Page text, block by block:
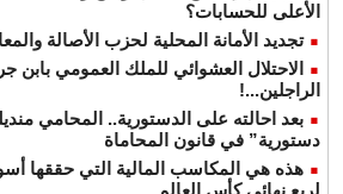
الأعلى للحسابات؟
تجديد الأمانة المحلية لحزب الأصالة
الاحتلال العشوائي للملك العمومي بابن
الراجلين...!
دستورية” في قانون المحاماة
هذه هي المكاسب المالية التي حققها
لربع نهائي كأس العالم